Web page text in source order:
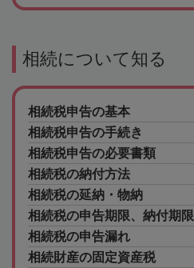
相続について知る
相続税申告の基本
相続税申告の手続き
相続税申告の必要書類
相続税の納付方法
相続税の延納・物納
相続税の申告期限、納付期限
相続税の申告漏れ
相続財産の固定資産税